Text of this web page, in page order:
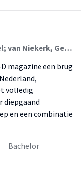
Çetin, Mikail (Student); de Boer, Merel; van Niekerk, Gertrude
magazine een brug
volledig
diepgaand
en een combinatie
Bachelor